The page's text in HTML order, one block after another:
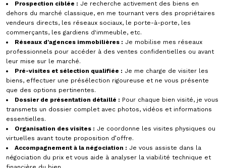
Prospection ciblée : Je recherche activement des biens en
dehors du marché classique, en me tournant vers des propriétaires
vendeurs directs, les réseaux sociaux, le porte-à-porte, les
commerçants, les gardiens d'immeuble, etc.
Réseaux d'agences immobilières : Je mobilise mes réseaux
professionnels pour accéder à des ventes confidentielles ou avant
leur mise sur le marché.
Pré-visites et sélection qualifiée : Je me charge de visiter les
biens, effectuer une présélection rigoureuse et ne vous présente
que des options pertinentes.
Dossier de présentation détaillé : Pour chaque bien visité, je vous
transmets un dossier complet avec photos, vidéos et informations
essentielles.
Organisation des visites : Je coordonne les visites physiques ou
virtuelles avant toute proposition d’offre.
Accompagnement à la négociation : Je vous assiste dans la
négociation du prix et vous aide à analyser la viabilité technique et